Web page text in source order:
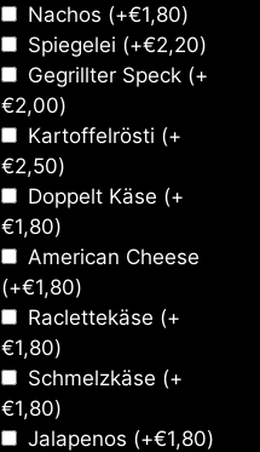
Nachos (+€1,80)
Spiegelei (+€2,20)
Gegrillter Speck (+
€2,00)
Kartoffelrösti (+
€2,50)
Doppelt Käse (+
€1,80)
American Cheese
(+€1,80)
Raclettekäse (+
€1,80)
Schmelzkäse (+
€1,80)
Jalapenos (+€1,80)